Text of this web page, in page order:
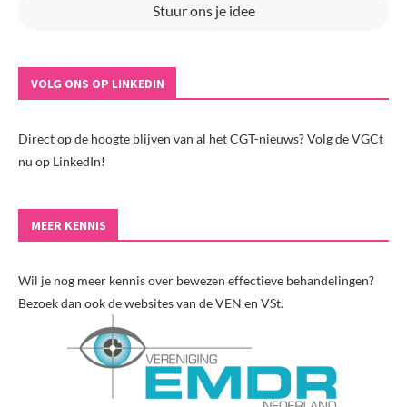
Stuur ons je idee
VOLG ONS OP LINKEDIN
Direct op de hoogte blijven van al het CGT-nieuws? Volg de VGCt
nu op LinkedIn!
MEER KENNIS
Wil je nog meer kennis over bewezen effectieve behandelingen?
Bezoek dan ook de websites van de VEN en VSt.